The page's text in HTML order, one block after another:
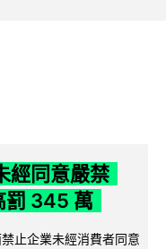
經同意嚴禁
罰 345 萬
止企業未經消費者同意